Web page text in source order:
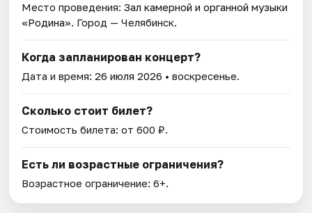
Место проведения:Зал камерной и органной музыки
«Родина». Город — Челябинск.
Когда запланирован концерт?
Дата и время:26 июля 2026 • воскресенье.
Сколько стоит билет?
Стоимость билета: от 600 ₽.
Есть ли возрастные ограничения?
Возрастное ограничение: 6+.